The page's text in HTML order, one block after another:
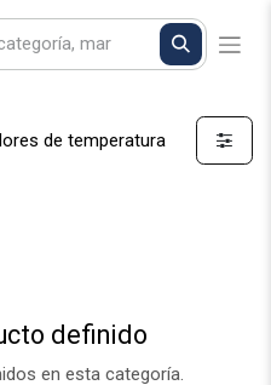
de temperatura
definido
en esta categoría.